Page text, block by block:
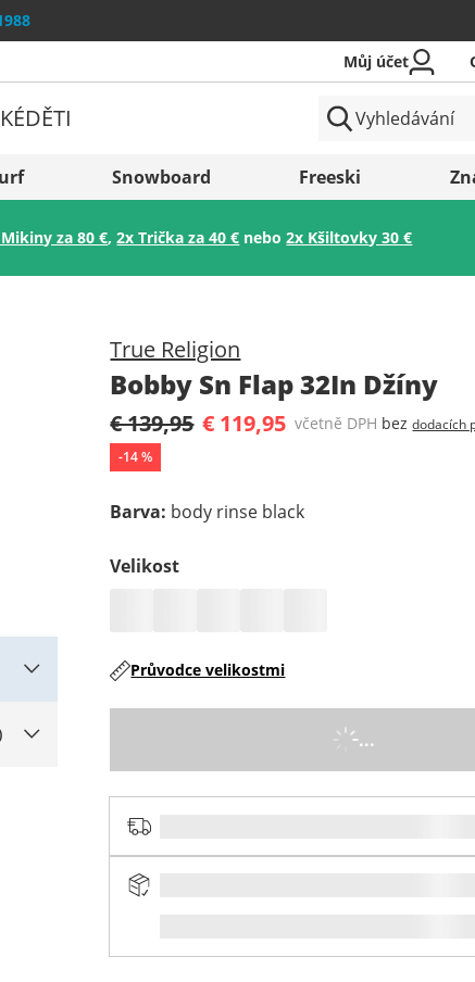
Uložit
Můj účet
DĚTI
Snowboard Freeski
za 80 €,2x Trička za 40 € nebo2x Kšiltovky 30 €
True Religion
Bobby Sn Flap 32In Džíny
€ 139,95 € 119,95 včetně DPH bezdodacích
-14%
Barva: body rinse black
Velikost
Průvodce velikostmi
...